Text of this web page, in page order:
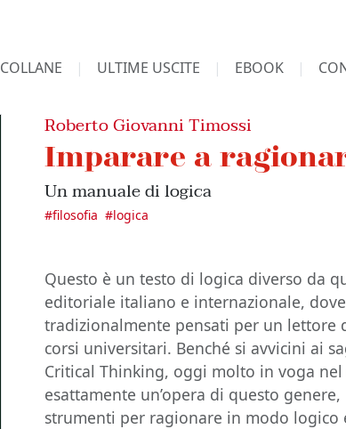
COLLANE ULTIME USCITE EBOOK
Roberto Giovanni Timossi
Imparare a
Un manuale di logica
#filosofia #logica
Questo è un testo di logica diverso da
editoriale italiano e internazionale,
tradizionalmente pensati per un lettore
corsi universitari. Benché si avvicini ai
Critical Thinking, oggi molto in voga
esattamente un’opera di questo
strumenti per ragionare in modo logico